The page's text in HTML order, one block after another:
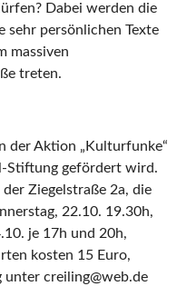
Dabei werden die
sehr persönlichen Texte
massiven
treten.
der Aktion „Kulturfunke“
Stiftung gefördert wird.
Ziegelstraße 2a, die
22.10. 19.30h,
je 17h und 20h,
kosten 15 Euro,
unter creiling@web.de